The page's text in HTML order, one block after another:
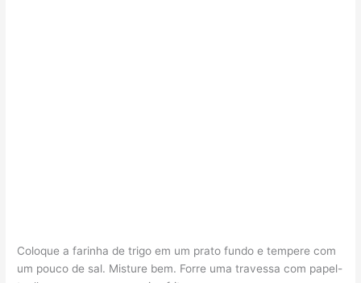
Coloque a farinha de trigo em um prato fundo e tempere com
um pouco de sal. Misture bem. Forre uma travessa com papel-